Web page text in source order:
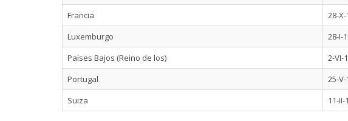
Francia
28-
Luxemburgo
28-I-
Países Bajos (Reino de los)
2-VI-
Portugal
25-
Suiza
11-II-